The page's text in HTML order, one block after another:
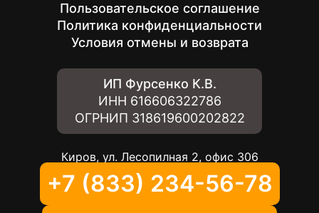
Пользовательское соглашение
Политика конфиденциальности
Условия отмены и возврата
ИП Фурсенко К.В.
ИНН 616606322786
ОГРНИП 318619600202822
Киров, ул. Лесопилная 2, офис 306
+7 (833) 234-56-78